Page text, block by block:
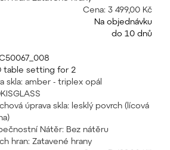
Cena: 3 499,00 Kč
Na objednávku
do 10 dnů
table setting for 2
skla: amber - triplex opál
úprava skla: lesklý povrch (lícová
Nátěr: Bez nátěru
hran: Zatavené hrany